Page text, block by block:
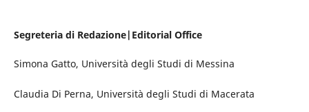
Segreteria di Redazione|Editorial Office
Simona Gatto, Università degli Studi di Messina
Claudia Di Perna, Università degli Studi di Macerata